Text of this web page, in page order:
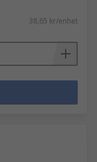
38,65 kr/enhet